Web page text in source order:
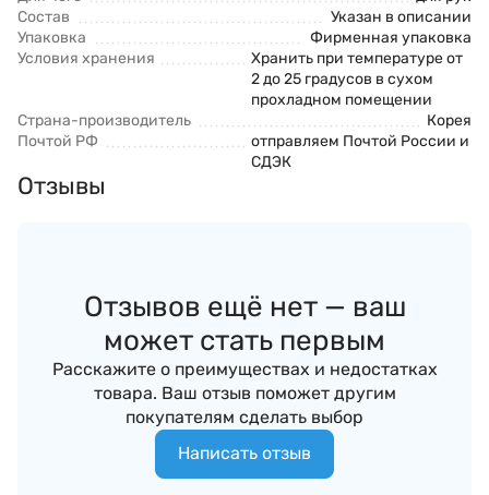
Состав
Указан в описании
Упаковка
Фирменная упаковка
Условия хранения
Хранить при температуре от
2 до 25 градусов в сухом
прохладном помещении
Страна-производитель
Корея
Почтой РФ
отправляем Почтой России и
СДЭК
Отзывы
Отзывов ещё нет — ваш
может стать первым
Расскажите о преимуществах и недостатках
товара. Ваш отзыв поможет другим
покупателям сделать выбор
Написать отзыв